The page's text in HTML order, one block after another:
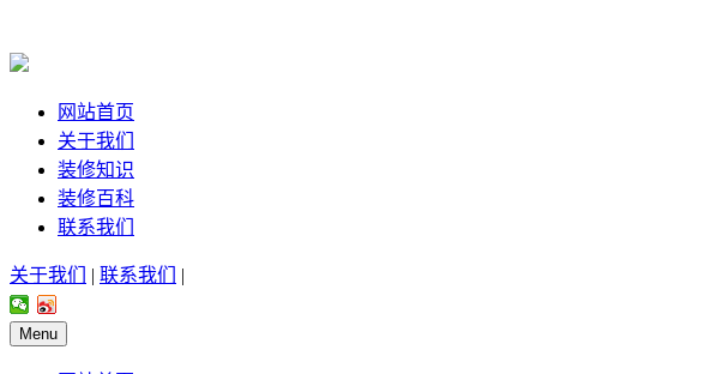
网站首页
关于我们
装修知识
装修百科
联系我们
关于我们 | 联系我们 |
Menu